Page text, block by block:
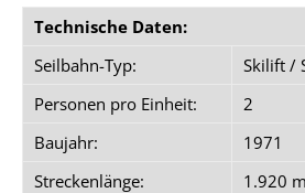
Technische Daten:
Seilbahn-Typ:
Skilift /
Personen pro Einheit:
2
Baujahr:
1971
Streckenlänge:
1.920 m